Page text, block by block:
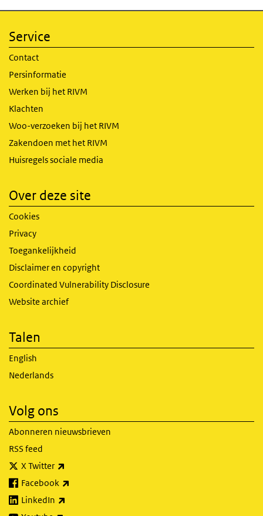
Service
Contact
Persinformatie
Werken bij het RIVM
Klachten
Woo-verzoeken bij het RIVM
Zakendoen met het RIVM
Huisregels sociale media
Over deze site
Cookies
Privacy
Toegankelijkheid
Disclaimer en copyright
Coordinated Vulnerability Disclosure
Website archief
Talen
English
Nederlands
Volg ons
Abonneren nieuwsbrieven
RSS feed
X Twitter
Facebook
LinkedIn